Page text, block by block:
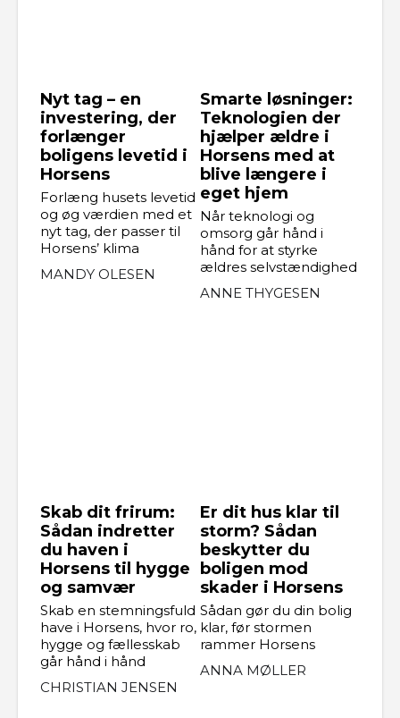
Nyt tag – en
investering, der
forlænger
boligens levetid i
Horsens
Forlæng husets levetid
og øg værdien med et
nyt tag, der passer til
Horsens’ klima
MANDY OLESEN
Smarte løsninger:
Teknologien der
hjælper ældre i
Horsens med at
blive længere i
eget hjem
Når teknologi og
omsorg går hånd i
hånd for at styrke
ældres selvstændighed
ANNE THYGESEN
Skab dit frirum:
Sådan indretter
du haven i
Horsens til hygge
og samvær
Skab en stemningsfuld
have i Horsens, hvor ro,
hygge og fællesskab
går hånd i hånd
CHRISTIAN JENSEN
Er dit hus klar til
storm? Sådan
beskytter du
boligen mod
skader i Horsens
Sådan gør du din bolig
klar, før stormen
rammer Horsens
ANNA MØLLER